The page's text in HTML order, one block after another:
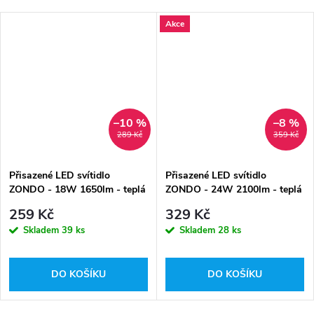
289 Kč
–10 %
Přisazené LED svítidlo
ZONDO - 18W 1650lm - teplá
259 Kč
Skladem 39 ks
DO KOŠÍKU
Akce
359 Kč
–8 %
Přisazené LED svítidlo
ZONDO - 24W 2100lm - teplá
329 Kč
Skladem 28 ks
DO KOŠÍKU